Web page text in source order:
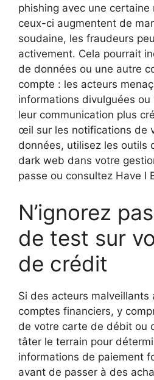
phishing avec une certaine
ceux-ci augmentent de
soudaine, les fraudeurs
activement. Cela pourrait
de données ou une autre
compte : les acteurs
informations divulguées
leur communication plus
œil sur les notifications de
données, utilisez les outils
dark web dans votre
passe ou consultez Have I
N’ignorez
de test sur
de crédit
Si des acteurs malveillants
comptes financiers, y
de votre carte de débit ou
tâter le terrain pour
informations de paiement
avant de passer à des